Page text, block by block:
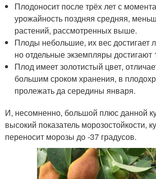
Плодоносит после трёх лет с
урожайность поздняя средняя,
растений, рассмотренных выше.
Плоды небольшие, их вес достигает
но отдельные экземпляры достигают
Плод имеет золотистый цвет,
большим сроком хранения, в
пролежать да середины января.
И, несомненно, большой плюс данной
высокий показатель морозостойкости,
переносит морозы до -37 градусов.